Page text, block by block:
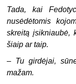
Tada, kai
nusėdėtomis
skreitą įsikniaubė,
šiaip ar taip.
– Tu girdėjai,
mažam.